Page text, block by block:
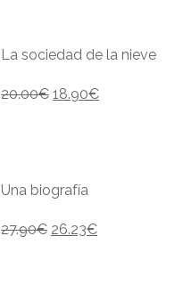
La sociedad de la nieve
20.00€ 18.90€
Una biografía
27.90€ 26.23€